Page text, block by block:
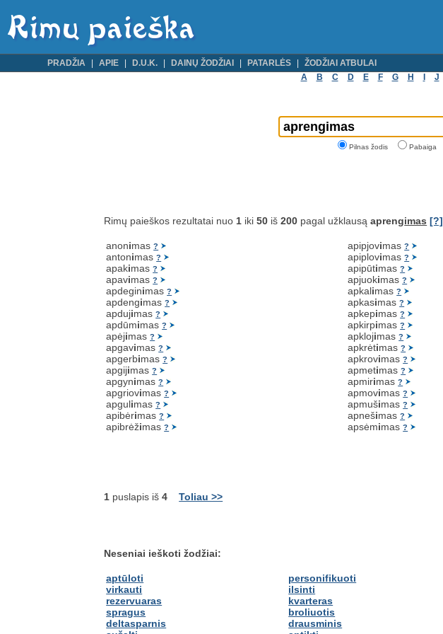
PRADŽIA APIE D.U.K. DAINŲ ŽODŽIAI PATARLĖS
ŽODŽIAI ATBULAI
A
B C D E F G H J
Pilnas žodis Pabaiga
Rimų paieškos rezultatai nuo 1 iki50 iš200 pagal užklausąaprengimas [?]
anonimas?
antonimas?
apakimas?
apavimas?
apdeginimas?
apdengimas?
apdujimas?
apdūmimas?
apėjimas?
apgavimas?
apgerbimas?
apgijimas?
apgynimas?
apgriovimas?
apgulimas?
apibėrimas?
apibrėžimas?
apipjovimas?
apiplovimas?
apipūtimas?
apjuokimas?
apkalimas?
apkasimas?
apkepimas?
apkirpimas?
apklojimas?
apkrėtimas?
apkrovimas?
apmetimas?
apmirimas?
apmovimas?
apmušimas?
apnešimas?
apsėmimas?
1 puslapis iš4 Toliau >>
Neseniai ieškoti žodžiai:
aptūloti
virkauti
rezervuaras
spragus
deltasparnis
personifikuoti
ilsinti
kvarteras
broliuotis
drausminis